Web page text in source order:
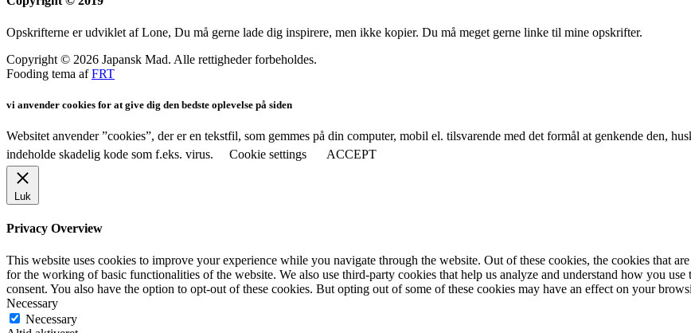
Opskrifterne er udviklet af Lone, Du må gerne lade dig inspirere, men ikke kopier. Du må meget gerne linke til mine opskrifter.
Copyright © 2026 Japansk Mad. Alle rettigheder forbeholdes.
Fooding tema afFRT
vi anvender cookies for at give dig den bedste oplevelse på siden
Websitet anvender ”cookies”, der er en tekstfil, som gemmes på din computer, mobil el. tilsvarende med det formål at genkende den,
indeholde skadelig kode som f.eks. virus.
Cookie settings ACCEPT
Luk
Privacy Overview
This website uses cookies to improve your experience while you navigate through the website. Out of these cookies, the cookies that
for the working of basic functionalities of the website. We also use third-party cookies that help us analyze and understand how you
consent. You also have the option to opt-out of these cookies. But opting out of some of these cookies may have an effect on your
Necessary
Necessary